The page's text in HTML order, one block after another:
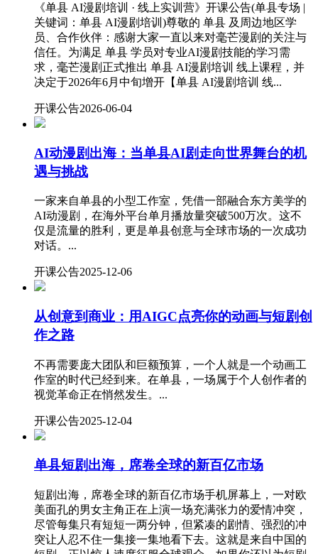
《单县 AI漫剧培训 · 线上实训营》开课公告(单县专场 |
关键词：单县 AI漫剧培训)尊敬的 单县 及周边地区学
员、合作伙伴：感谢大家一直以来对毫芒漫剧的关注与
信任。为满足 单县 学员对专业AI漫剧技能的学习需
求，毫芒漫剧正式推出 单县 AI漫剧培训 线上课程，并
决定于2026年6月中旬增开【单县 AI漫剧培训 线...
开课公告2026-06-04
AI动漫剧出海：当单县AI剧走向世界舞台的机
遇与挑战
一家来自单县的小型工作室，凭借一部融合东方美学的
AI动漫剧，在海外平台单月播放量突破500万次。这不
仅是流量的胜利，更是单县创意与全球市场的一次成功
对话。...
开课公告2025-12-06
从创意到商业：用AIGC点亮你的动画与短剧创
作之路
不再需要庞大团队和巨额预算，一个人就是一个动画工
作室的时代已经到来。在单县，一场属于个人创作者的
视觉革命正在悄然发生。...
开课公告2025-12-04
单县短剧出海，席卷全球的新百亿市场
短剧出海，席卷全球的新百亿市场手机屏幕上，一对欧
美面孔的男女主角正在上演一场充满张力的爱情冲突，
尽管每集只有短短一两分钟，但紧凑的剧情、强烈的冲
突让人忍不住一集接一集地看下去。这就是来自中国的